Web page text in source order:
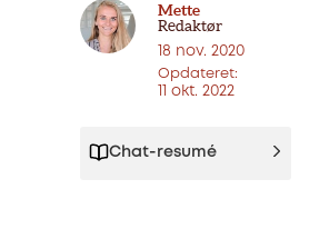
Mette
Redaktør
18 nov. 2020
Opdateret:
11 okt. 2022
Chat-resumé